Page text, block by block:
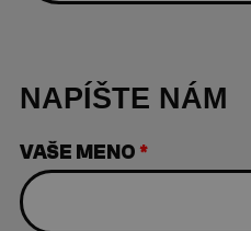
NAPÍŠTE NÁM
VAŠE MENO*